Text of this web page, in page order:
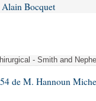
Bocquet
- Smith and
de M. Hannoun